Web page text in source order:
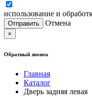
использование и
Отмена
×
Обратный звонок
Главная
Каталог
Дверь задняя левая